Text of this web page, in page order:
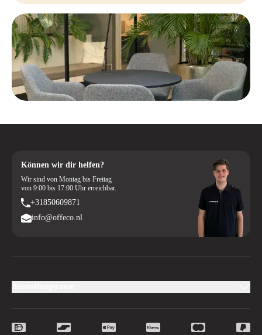
Können wir dir helfen?
Wir sind von Montag bis Freitag
von 9:00 bis 17:00 Uhr erreichbar.
+31850609871
info@offeco.nl